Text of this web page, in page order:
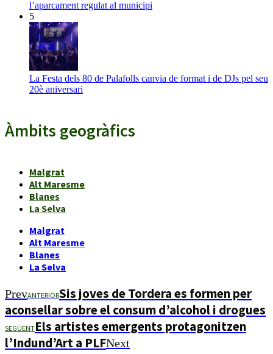
l’aparcament regulat al municipi
5
La Festa dels 80 de Palafolls canvia de format i de DJs pel seu
20è aniversari
Àmbits geogràfics
Malgrat
Alt Maresme
Blanes
La Selva
Malgrat
Alt Maresme
Blanes
La Selva
PrevANTERIORSis joves de Tordera es formen per
aconsellar sobre el consum d’alcohol i drogues
SEGÜENTEls artistes emergents protagonitzen
l’Indund’Art a PLFNext